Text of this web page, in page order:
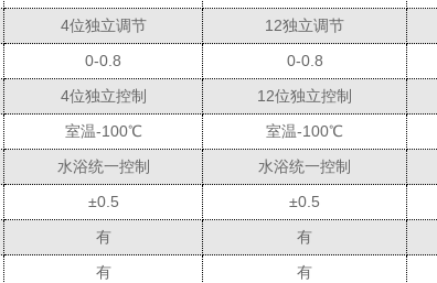
4位独立调节 12独立调节
0-0.8 0-0.8
4位独立控制 12位独立控制
室温-100℃ 室温-100℃
水浴统一控制 水浴统一控制
±0.5 ±0.5
有 有
有 有